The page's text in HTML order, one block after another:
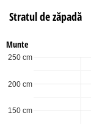
Stratul de zăpadă
Munte
150 cm
200 cm
250 cm